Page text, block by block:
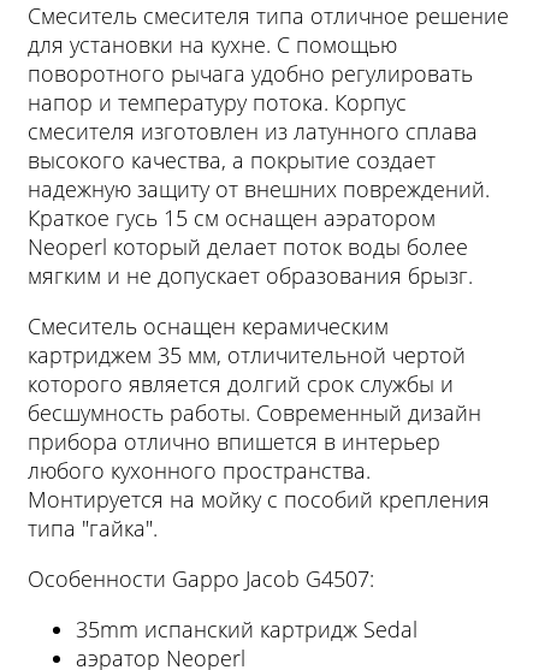
Смеситель смесителя типа отличное решение
для установки на кухне. С помощью
поворотного рычага удобно регулировать
напор и температуру потока. Корпус
смесителя изготовлен из латунного сплава
высокого качества, а покрытие создает
надежную защиту от внешних повреждений.
Краткое гусь 15 см оснащен аэратором
Neoperl который делает поток воды более
мягким и не допускает образования брызг.
Смеситель оснащен керамическим
картриджем 35 мм, отличительной чертой
которого является долгий срок службы и
бесшумность работы. Современный дизайн
прибора отлично впишется в интерьер
любого кухонного пространства.
Монтируется на мойку с пособий крепления
типа "гайка".
Особенности Gappo Jacob G4507:
35mm испанский картридж Sedal
аэратор Neoperl